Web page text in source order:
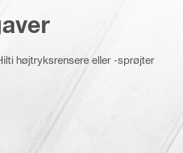
højtryksrensere eller -sprøjter